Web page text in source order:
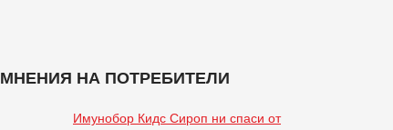
МНЕНИЯ НА ПОТРЕБИТЕЛИ
Имунобор Кидс Сироп ни спаси от